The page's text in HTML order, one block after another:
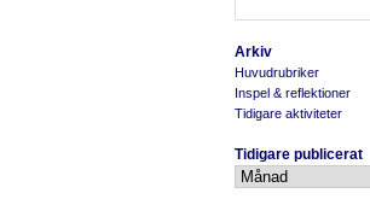
Arkiv
Huvudrubriker
Inspel & reflektioner
Tidigare aktiviteter
Tidigare publicerat